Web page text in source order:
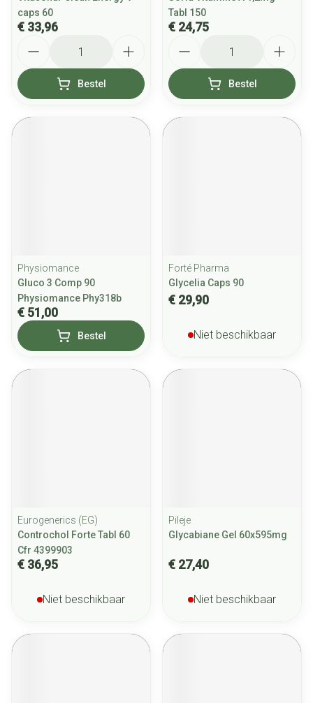
caps 60
€ 33,96
Bestel
Tabl 150
€ 24,75
Bestel
Physiomance
Gluco 3 Comp 90
Physiomance Phy318b
€ 51,00
Bestel
Forté Pharma
Glycelia Caps 90
€ 29,90
Niet beschikbaar
Eurogenerics (EG)
Controchol Forte Tabl 60
Cfr 4399903
€ 36,95
Niet beschikbaar
Pileje
Glycabiane Gel 60x595mg
€ 27,40
Niet beschikbaar